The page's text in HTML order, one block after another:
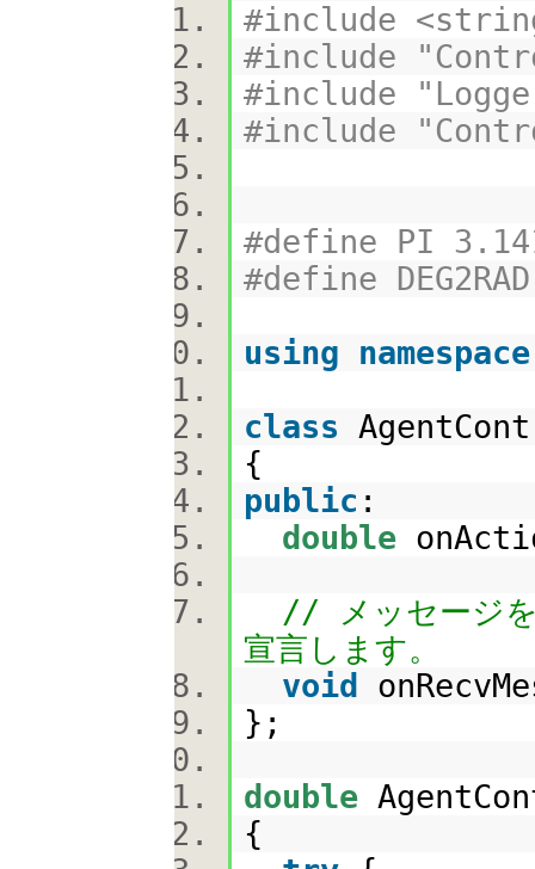
#include
#include
#include
#include
#define PI
#define
using
namespace
class
{
public :
double
// メッセージを
宣言します。
void
};
double
{